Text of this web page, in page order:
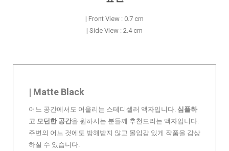
| Front View : 0.7 cm
| Side View : 2.4 cm
| Matte Black
어느 공간에서도 어울리는 스테디셀러 액자입니다. 심플하
고 모던한 공간을 원하시는 분들께 추천드리는 액자입니다.
주변의 어느 것에도 방해받지 않고 몰입감 있게 작품을 감상
하실 수 있습니다.